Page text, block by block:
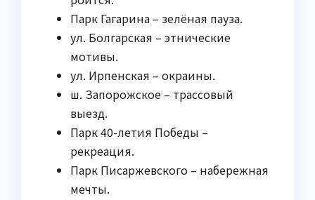
Парк Гагарина – зелёная пауза.
ул. Болгарская – этнические
мотивы.
ул. Ирпенская – окраины.
ш. Запорожское – трассовый
выезд.
Парк 40-летия Победы –
рекреация.
Парк Писаржевского – набережная
мечты.